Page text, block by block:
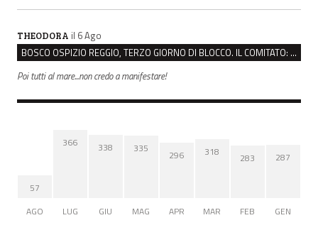
THEODORA il 6 Ago
BOSCO OSPIZIO REGGIO, TERZO GIORNO DI BLOCCO. IL COMITATO: “PRESIDIO FINO A VENERDÌ”
Poi tutti al mare...non credo a manifestare!
57
AGO
366
LUG
338
GIU
335
MAG
296
APR
318
MAR
283
FEB
287
GEN